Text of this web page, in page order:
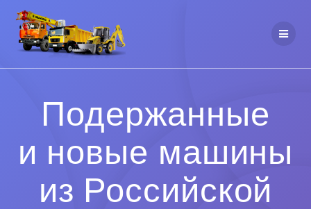
Подержанные
и новые машины
из Российской